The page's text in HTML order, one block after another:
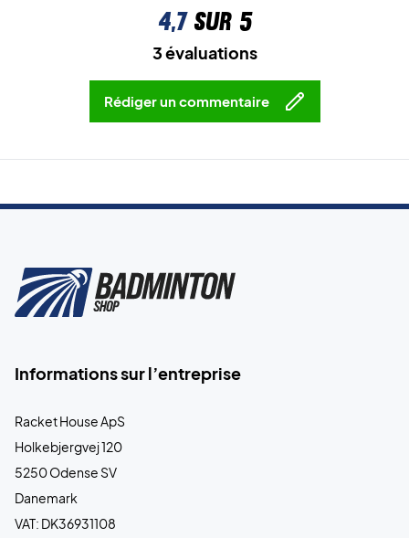
4,7sur 5
3 évaluations
Rédiger un commentaire
Informations sur l’entreprise
Racket House ApS
Holkebjergvej 120
5250 Odense SV
Danemark
VAT: DK36931108